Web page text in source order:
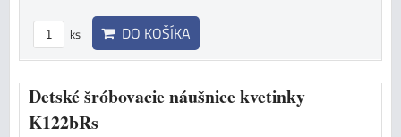
ks DO KOŠÍKA
Detské šróbovacie náušnice kvetinky
K122bRs